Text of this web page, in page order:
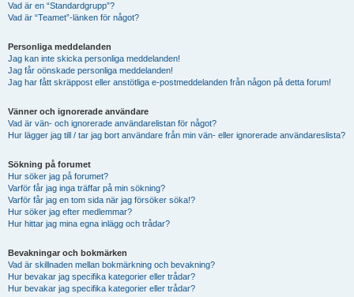
Vad är en “Standardgrupp”?
Vad är “Teamet”-länken för något?
Personliga meddelanden
Jag kan inte skicka personliga meddelanden!
Jag får oönskade personliga meddelanden!
Jag har fått skräppost eller anstötliga e-postmeddelanden från någon på detta forum!
Vänner och ignorerade användare
Vad är vän- och ignorerade användarelistan för något?
Hur lägger jag till / tar jag bort användare från min vän- eller ignorerade användareslista?
Sökning på forumet
Hur söker jag på forumet?
Varför får jag inga träffar på min sökning?
Varför får jag en tom sida när jag försöker söka!?
Hur söker jag efter medlemmar?
Hur hittar jag mina egna inlägg och trådar?
Bevakningar och bokmärken
Vad är skillnaden mellan bokmärkning och bevakning?
Hur bevakar jag specifika kategorier eller trådar?
Hur bevakar jag specifika kategorier eller trådar?